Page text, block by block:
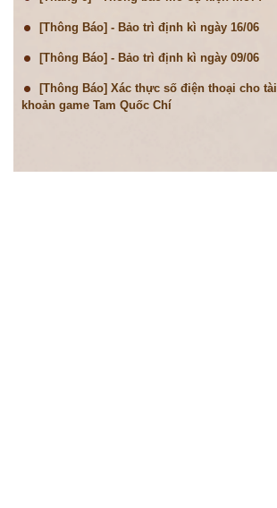
[Thông Báo] - Bảo trì định kì ngày 16/06
[Thông Báo] - Bảo trì định kì ngày 09/06
[Thông Báo] Xác thực số điện thoại cho tài
khoản game Tam Quốc Chí